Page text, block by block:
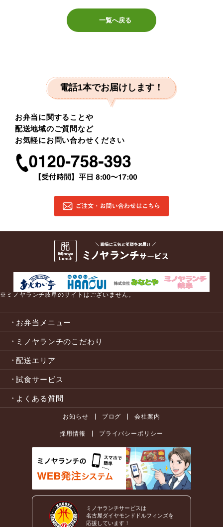
一覧へ戻る
電話1本でお届けします！
お弁当に関することや
配送地域のご質問など
お気軽にお問い合わせください
※ミノヤランチ岐阜のサイトはございません。
お弁当メニュー
ミノヤランチのこだわり
配送エリア
試食サービス
よくある質問
お知らせ ブログ 会社案内
採用情報 プライバシーポリシー
ミノヤランチサービスは
名古屋ダイヤモンドドルフィンズを
応援しています！